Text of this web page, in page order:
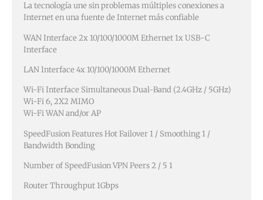
La tecnología une sin problemas múltiples conexiones a
Internet en una fuente de Internet más confiable
WAN Interface 2x 10/100/1000M Ethernet 1x USB-C
Interface
LAN Interface 4x 10/100/1000M Ethernet
Wi-Fi Interface Simultaneous Dual-Band (2.4GHz / 5GHz)
Wi-Fi 6, 2X2 MIMO
Wi-Fi WAN and/or AP
SpeedFusion Features Hot Failover 1 / Smoothing 1 /
Bandwidth Bonding
Number of SpeedFusion VPN Peers 2 / 5 1
Router Throughput 1Gbps